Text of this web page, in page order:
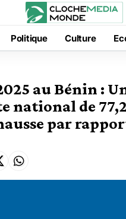
Politique Culture
au Bénin :
national de
par